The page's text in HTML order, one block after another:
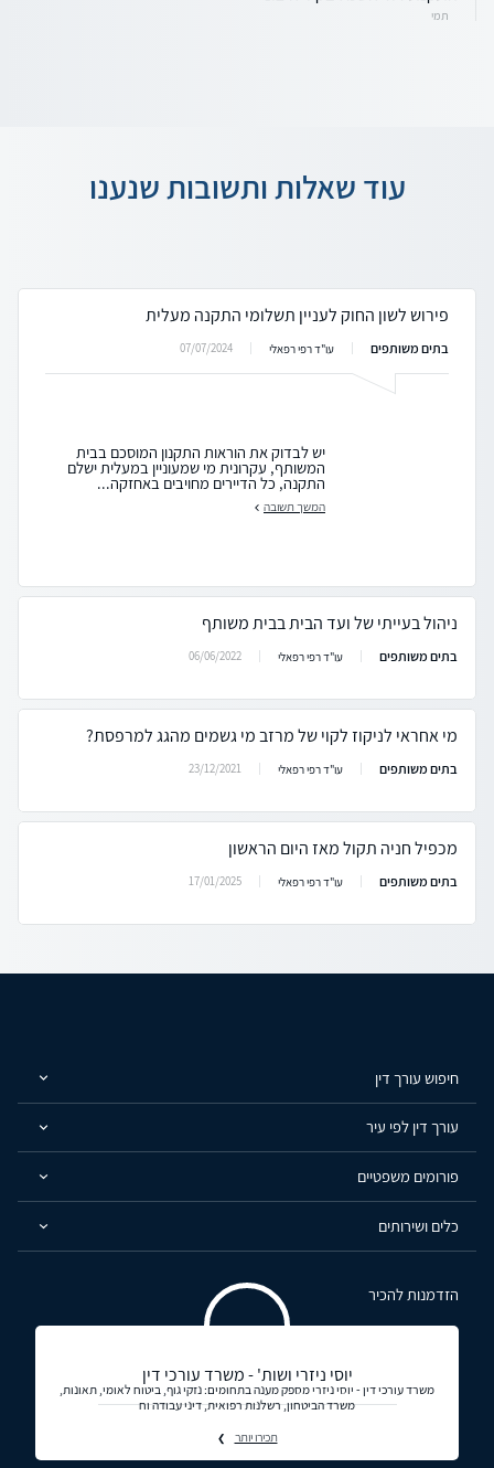
תמי
עוד שאלות ותשובות שנענו
פירוש לשון החוק לעניין תשלומי התקנה מעלית
בתים משותפים עו"ד רפי רפאלי 07/07/2024
יש לבדוק את הוראות התקנון המוסכם בבית
המשותף, עקרונית מי שמעוניין במעלית ישלם
התקנה, כל הדיירים מחויבים באחזקה...
המשך תשובה
ניהול בעייתי של ועד הבית בבית משותף
בתים משותפים עו"ד רפי רפאלי 06/06/2022
מי אחראי לניקוז לקוי של מרזב מי גשמים מהגג למרפסת?
בתים משותפים עו"ד רפי רפאלי 23/12/2021
מכפיל חניה תקול מאז היום הראשון
בתים משותפים עו"ד רפי רפאלי 17/01/2025
חיפוש עורך דין
עורך דין לפי עיר
פורומים משפטיים
כלים ושירותים
הזדמנות להכיר
יוסי ניזרי ושות' - משרד עורכי דין
משרד עורכי דין - יוסי ניזרי מספק מענה בתחומים: נזקי גוף, ביטוח לאומי, תאונות,
משרד הביטחון, רשלנות רפואית, דיני עבודה וח
תכירו יותר